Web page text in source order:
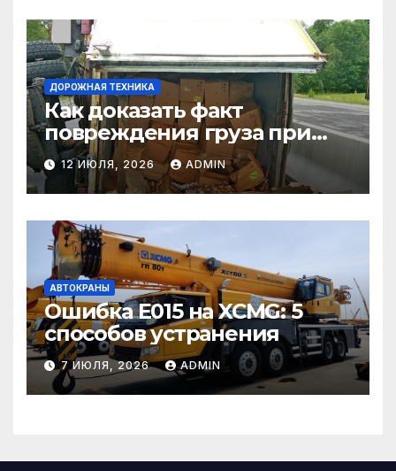
ДОРОЖНАЯ ТЕХНИКА
Как доказать факт
повреждения груза при
страховом случае
12 ИЮЛЯ, 2026 ADMIN
АВТОКРАНЫ
Ошибка E015 на XCMG: 5
способов устранения
7 ИЮЛЯ, 2026 ADMIN